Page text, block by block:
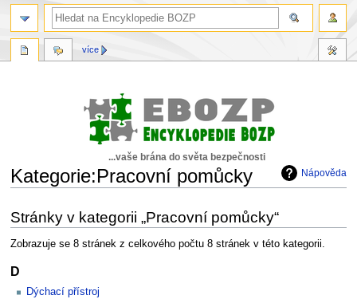
...vaše brána do světa bezpečnosti
Nápověda
Kategorie:Pracovní pomůcky
na
navigaci
na
vyhledávání
Stránky v kategorii „Pracovní pomůcky“
Zobrazuje se 8 stránek z celkového počtu 8 stránek v této kategorii.
D
Dýchací přístroj
více